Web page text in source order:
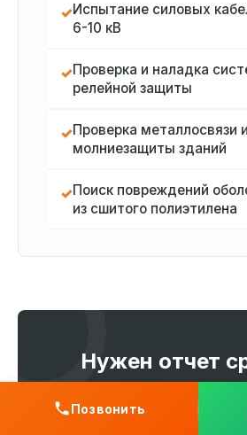
Позвонить
✓Испытание силовых
6-10 кВ
✓Проверка и наладка
релейной защиты
✓Проверка металлосвязи и
молниезащиты зданий
✓Поиск повреждений
из сшитого полиэтилена
Нужен отчет
Мы работаем по